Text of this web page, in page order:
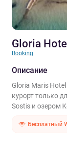
Gloria
Booking
Описание
Gloria Maris
курорт только
Sostis и озером
Бесплатный